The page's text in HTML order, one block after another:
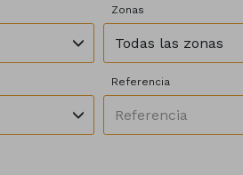
Zonas
Todas las zonas
Referencia